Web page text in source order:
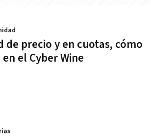
de precio y en cuotas, cómo
el Cyber Wine